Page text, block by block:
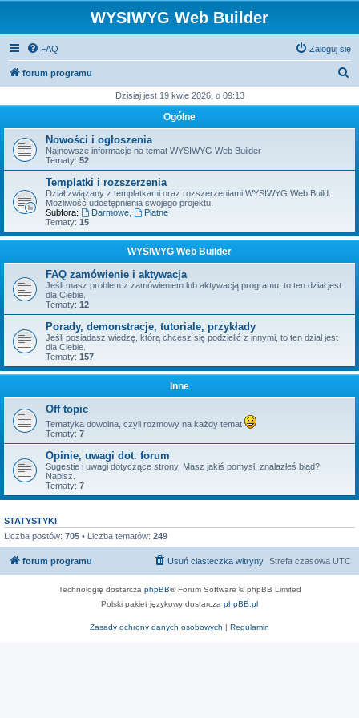
WYSIWYG Web Builder
FAQ Zaloguj się
forum programu
k
j
Dzisiaj jest 19 kwie 2026, o 09:13
Ogólne
Nowości i ogłoszenia
Najnowsze informacje na temat WYSIWYG Web Builder
Tematy: 52
Templatki i rozszerzenia
Dział związany z templatkami oraz rozszerzeniami WYSIWYG Web Build.
Możliwość udostępnienia swojego projektu.
Subfora:
Darmowe,
Płatne
Tematy: 15
WYSIWYG Web Builder
FAQ zamówienie i aktywacja
Jeśli masz problem z zamówieniem lub aktywacją programu, to ten dział jest
dla Ciebie.
Tematy: 12
Porady, demonstracje, tutoriale, przykłady
Jeśli posiadasz wiedzę, którą chcesz się podzielić z innymi, to ten dział jest
dla Ciebie.
Tematy: 157
Inne
Off topic
Tematyka dowolna, czyli rozmowy na każdy temat
Tematy: 7
Opinie, uwagi dot. forum
Sugestie i uwagi dotyczące strony. Masz jakiś pomysł, znalazłeś błąd?
Napisz.
Tematy: 7
STATYSTYKI
Liczba postów: 705 • Liczba tematów: 249
forum programu Strefa czasowa UTC
Usuń ciasteczka witryny
Technologię dostarcza phpBB® Forum Software © phpBB Limited
Polski pakiet językowy dostarcza phpBB.pl
Zasady ochrony danych osobowych | Regulamin